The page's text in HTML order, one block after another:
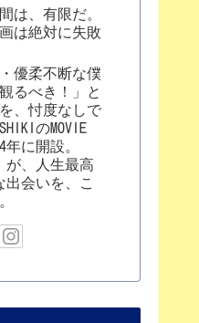
は、有限だ。
は絶対に失敗
優柔不断な僕
るべき！」と
、忖度なしで
のMOVIE
年に開設。
が、人生最高
出会いを、こ